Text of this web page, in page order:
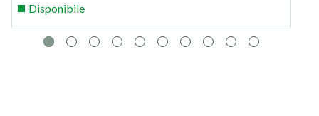
Disponibile